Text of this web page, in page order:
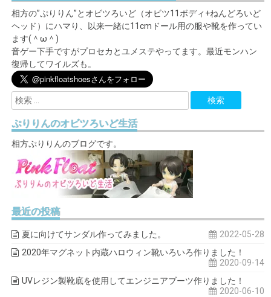
相方の”ぷりりん”とオビツろいど（オビツ11ボディ+ねんどろいど
ヘッド）にハマり、以来一緒に11cmドール用の服や靴を作ってい
ます(＾ω＾)
音ゲー下手ですがプロセカとユメステやってます。最近モンハン
復帰してワイルズも。
ぷりりんのオビツろいど生活
相方ぷりりんのブログです。
最近の投稿
夏に向けてサンダル作ってみました。
2022-05-28
2020年マグネット内蔵ハロウィン靴いろいろ作りました！
2020-09-14
UVレジン製靴底を使用してエンジニアブーツ作りました！
2020-06-10